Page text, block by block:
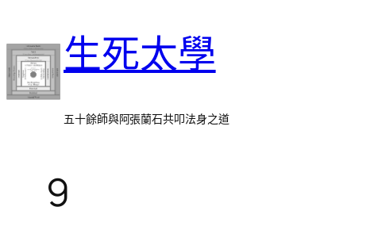
至
主
要
生死太學
五十餘師與阿張蘭石共叩法身之道
9